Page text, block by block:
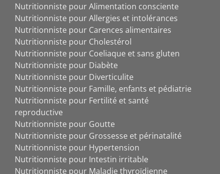
Nutritionniste pour Alimentation consciente
Nutritionniste pour Allergies et intolérances
Nutritionniste pour Carences alimentaires
Nutritionniste pour Cholestérol
Nutritionniste pour Coeliaque et sans gluten
Nutritionniste pour Diabète
Nutritionniste pour Diverticulite
Nutritionniste pour Famille, enfants et pédiatrie
Nutritionniste pour Fertilité et santé
reproductive
Nutritionniste pour Goutte
Nutritionniste pour Grossesse et périnatalité
Nutritionniste pour Hypertension
Nutritionniste pour Intestin irritable
Nutritionniste pour Maladie thyroïdienne